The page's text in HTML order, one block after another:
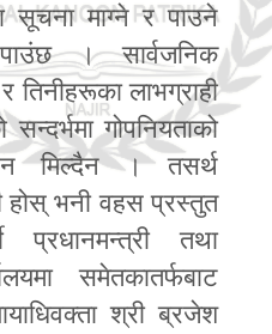
सूचना माग्ने र पाउने
। सार्वजनिक
तिनीहरूका लाभग्राही
सन्दर्भमा गोपनियताको
मिल्दैन । तसर्थ
होस् भनी वहस प्रस्तुत
प्रधानमन्त्री तथा
समेतकातर्फबाट
श्री ब्रजेश